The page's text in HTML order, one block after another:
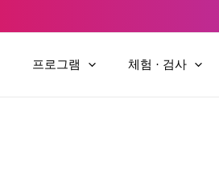
프로그램 체험 · 검사